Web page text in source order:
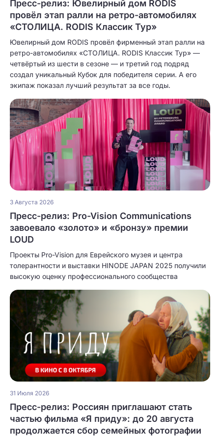
Пресс-релиз: Ювелирный дом RODIS
провёл этап ралли на ретро-автомобилях
«СТОЛИЦА. RODIS Классик Тур»
Ювелирный дом RODIS провёл фирменный этап ралли на
ретро-автомобилях «СТОЛИЦА. RODIS Классик Тур» —
четвёртый из шести в сезоне — и третий год подряд
создал уникальный Кубок для победителя серии. А его
экипаж показал лучший результат за все годы.
3 Августа 2026
Пресс-релиз: Pro-Vision Communications
завоевало «золото» и «бронзу» премии
LOUD
Проекты Pro-Vision для Еврейского музея и центра
толерантности и выставки HINODE JAPAN 2025 получили
высокую оценку профессионального сообщества
31 Июля 2026
Пресс-релиз: Россиян приглашают стать
частью фильма «Я приду»: до 20 августа
продолжается сбор семейных фотографии